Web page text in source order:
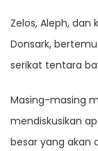
Zelos, Aleph,
Donsark,
serikat tentara
Masing-masing
mendiskusikan
besar yang akan